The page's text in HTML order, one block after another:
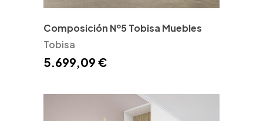
Composición Nº5 Tobisa Muebles
Tobisa
5.699,09 €